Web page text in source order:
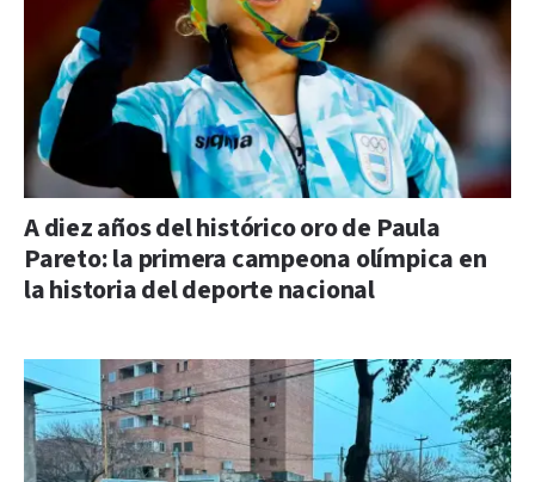
A diez años del histórico oro de Paula
Pareto: la primera campeona olímpica en
la historia del deporte nacional